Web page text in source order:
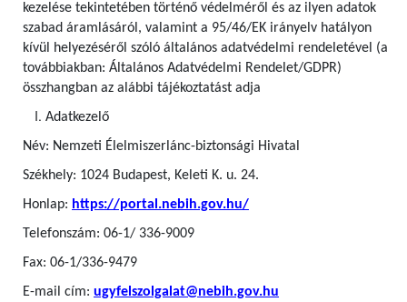
kezelése tekintetében történő védelméről és az ilyen adatok
szabad áramlásáról, valamint a 95/46/EK irányelv hatályon
kívül helyezéséről szóló általános adatvédelmi rendeletével (a
továbbiakban: Általános Adatvédelmi Rendelet/GDPR)
összhangban az alábbi tájékoztatást adja
Adatkezelő
Név: Nemzeti Élelmiszerlánc-biztonsági Hivatal
Székhely: 1024 Budapest, Keleti K. u. 24.
Honlap: https://portal.nebih.gov.hu/
Telefonszám: 06-1/ 336-9009
Fax: 06-1/336-9479
E-mail cím: ugyfelszolgalat@nebih.gov.hu